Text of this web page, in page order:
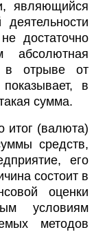
являющийся
достаточно
абсолютная
в отрыве от
в
сумма.
итог (валюта)
средств,
его
состоит в
оценки
условиям
методов